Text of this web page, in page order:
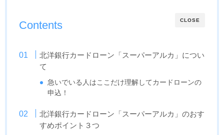
CLOSE
Contents
北洋銀行カードローン「スーパーアルカ」につい
て
急いでいる人はここだけ理解してカードローンの
申込！
北洋銀行カードローン「スーパーアルカ」のおす
すめポイント３つ